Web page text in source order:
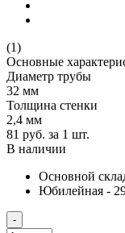
(1)
Основные
Диаметр трубы
32 мм
Толщина стенки
2,4 мм
81 руб. за 1 шт.
В наличии
Основной
Юбилейная -
-